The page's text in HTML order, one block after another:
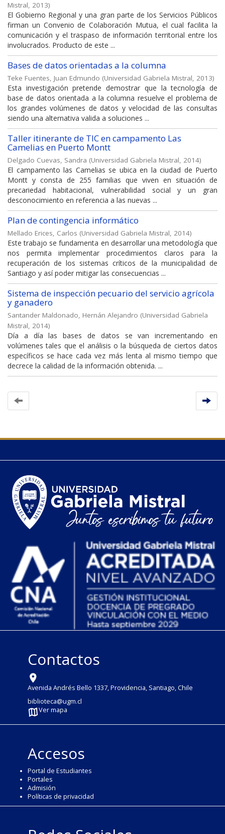
Mistral, 2013)
El Gobierno Regional y una gran parte de los Servicios Públicos
firman un Convenio de Colaboración Mutua, el cual facilita la
comunicación y el traspaso de información territorial entre los
involucrados. Producto de este ...
Bases de datos orientadas a la columna
Teke Fuentes, Juan Edmundo (Universidad Gabriela Mistral, 2013)
Esta investigación pretende demostrar que la tecnología de
base de datos orientada a la columna resuelve el problema de
los grandes volúmenes de datos y velocidad de las consultas
siendo una alternativa valida a soluciones ...
Taller itinerante de TIC en campamento Las
Camelias en Puerto Montt
Delgado Cuevas, Sandra (Universidad Gabriela Mistral, 2014)
El campamento las Camelias se ubica en la ciudad de Puerto
Montt y consta de 255 familias que viven en situación de
precariedad habitacional, vulnerabilidad social y un gran
desconocimiento en referencia a las nuevas ...
Plan de contingencia informático
Mellado Erices, Carlos (Universidad Gabriela Mistral, 2014)
Este trabajo se fundamenta en desarrollar una metodología que
nos permita implementar procedimientos claros para la
recuperación de los sistemas críticos de la municipalidad de
Santiago y así poder mitigar las consecuencias ...
Sistema de inspección pecuario del servicio agrícola
y ganadero
Santander Maldonado, Hernán Alejandro (Universidad Gabriela
Mistral, 2014)
Día a día las bases de datos se van incrementando en
volúmenes tales que el análisis o la búsqueda de ciertos datos
específicos se hace cada vez más lenta al mismo tiempo que
decrece la calidad de la información obtenida. ...
Contactos
Avenida Andrés Bello 1337, Providencia, Santiago, Chile
biblioteca@ugm.cl
Ver mapa
Accesos
Portal de Estudiantes
Portales
Admisión
Políticas de privacidad